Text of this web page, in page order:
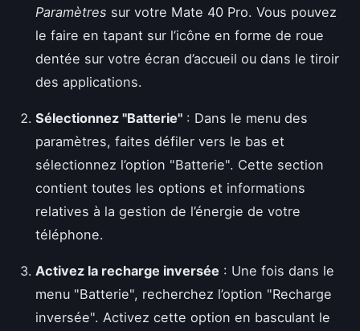
Paramètres sur votre Mate 40 Pro. Vous pouvez
le faire en tapant sur l’icône en forme de roue
dentée sur votre écran d’accueil ou dans le tiroir
des applications.
Sélectionnez "Batterie" : Dans le menu des
paramètres, faites défiler vers le bas et
sélectionnez l’option "Batterie". Cette section
contient toutes les options et informations
relatives à la gestion de l’énergie de votre
téléphone.
Activez la recharge inversée : Une fois dans le
menu "Batterie", recherchez l’option "Recharge
inversée". Activez cette option en basculant le